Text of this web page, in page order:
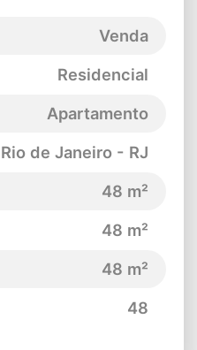
Venda
Residencial
Apartamento
Rio de Janeiro - RJ
48 m²
48 m²
48 m²
48